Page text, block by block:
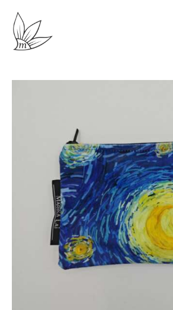
LOCAL STORES
CONTATTI